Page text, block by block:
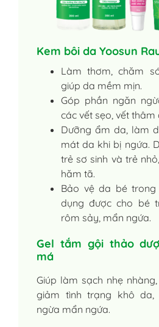
Kem bôi da Yoosun
Làm thơm, chăm
giúp da mềm mịn.
Góp phần ngăn
các vết sẹo, vết thâm
Dưỡng ẩm da, làm
mát da khi bị ngứa.
trẻ sơ sinh và trẻ
hăm tã.
Bảo vệ da bé trong
dụng được cho bé
rôm sảy, mẩn ngứa.
Gel tắm gội thảo
má
Giúp làm sạch nhẹ
giảm tình trạng khô da,
ngừa mẩn ngứa.